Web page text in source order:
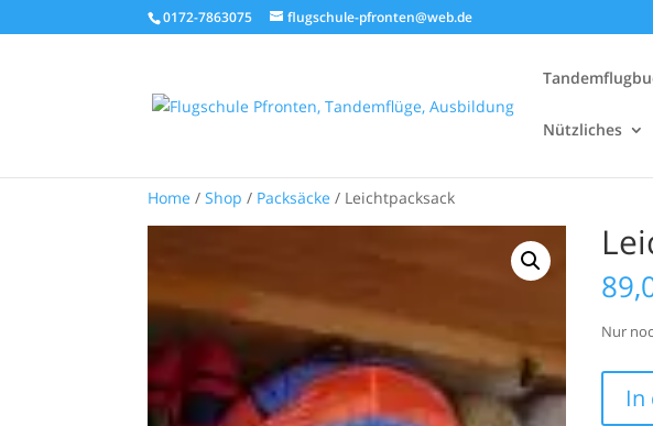
0172-7863075 flugschule-pfronten@web.de
Nützliches
Home /Shop / Packsäcke / Leichtpacksack
Nur
Menge
In